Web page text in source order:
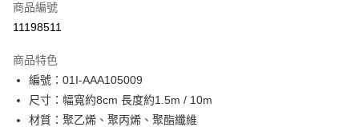
超商取貨付款
Apple Pay
街口支付
商品編號
11198511
商品特色
編號：01I-AAA105009
尺寸：幅寬約8cm 長度約1.5m / 10m
材質：聚乙烯、聚丙烯、聚酯纖維